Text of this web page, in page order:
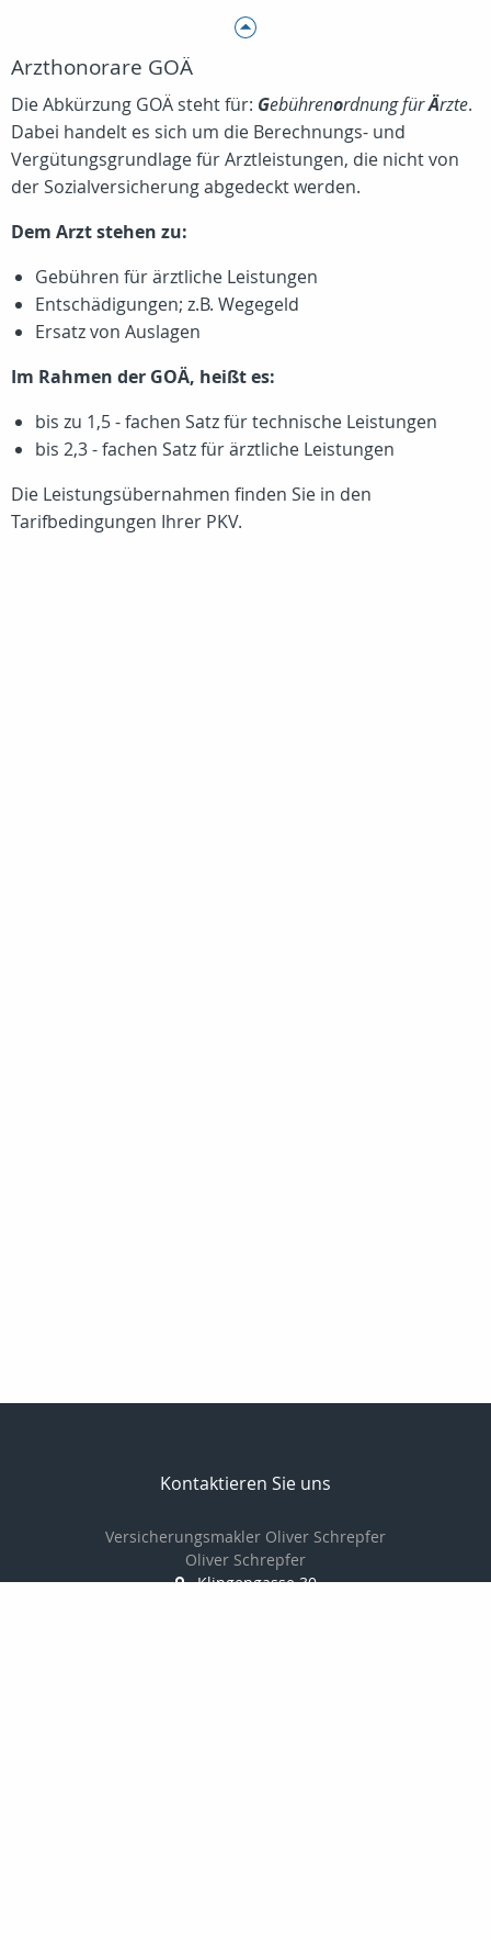
Arzthonorare GOÄ
Die Abkürzung GOÄ steht für: Gebührenordnung fürÄrzte.
Dabei handelt es sich um die Berechnungs- und
Vergütungsgrundlage für Arztleistungen, die nicht von
der Sozialversicherung abgedeckt werden.
Dem Arzt stehen zu:
Gebühren für ärztliche Leistungen
Entschädigungen; z.B. Wegegeld
Ersatz von Auslagen
Im Rahmen der GOÄ, heißt es:
bis zu 1,5 - fachen Satz für technische Leistungen
bis 2,3 - fachen Satz für ärztliche Leistungen
Die Leistungsübernahmen finden Sie in den
Tarifbedingungen Ihrer PKV.
Kontaktieren Sie uns
Versicherungsmakler Oliver Schrepfer
Oliver Schrepfer
Klingengasse 30